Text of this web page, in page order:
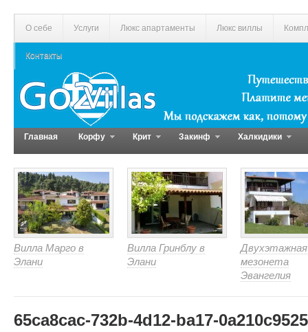
О себе Услуги Люкс апартаменты Люкс виллы
Контакты
Главная Корфу Крит Закинф Халкидики
Вилла Марго в
Элани
Вилла Гринблу в
Элани
Двухэтажная
мезонета
Эвангелия
65ca8cac-732b-4d12-ba17-